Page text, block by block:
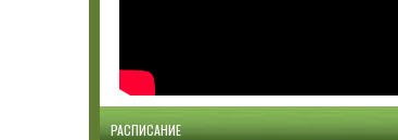
РАСПИСАНИЕ